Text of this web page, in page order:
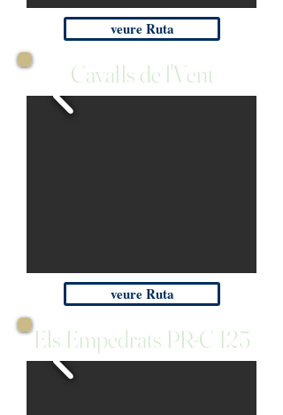
veure Ruta
Cavalls de l'Vent
veure Ruta
Els Empedrats PR-C 125